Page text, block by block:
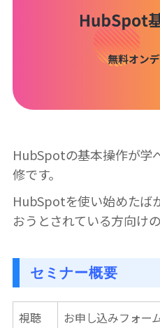
HubSpotの基本操作が学
修です。
HubSpotを使い始めたば
おうとされている方向け
セミナー概要
視聴
お申し込みフォー